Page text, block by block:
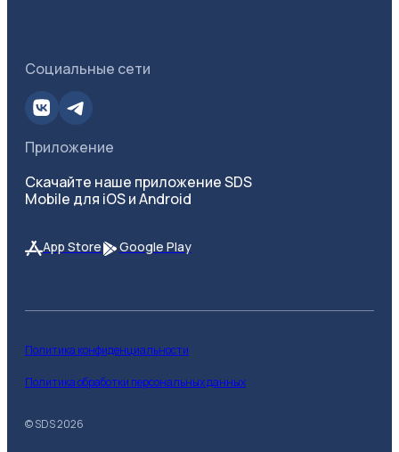
Социальные сети
Приложение
Скачайте наше приложение SDS
Mobile для iOS и Android
App Store Google Play
© SDS2026
Политика конфиденциальности
Политика обработки персональных данных